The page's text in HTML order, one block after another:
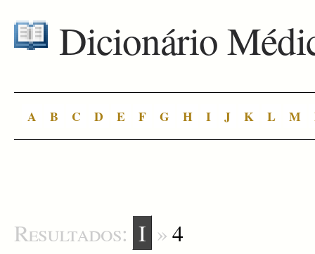
Dicionário
A B C D E F G H I J K L M
Resultados: I »4